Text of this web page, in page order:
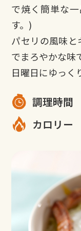
で焼く簡単な
す。)
パセリの風味
でまろやかな味
日曜日にゆっく
調理時間
カロリー